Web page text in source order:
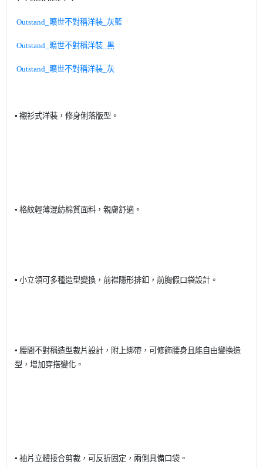
Outstand_曠世不對稱洋裝_灰藍
Outstand_曠世不對稱洋裝_黑
Outstand_曠世不對稱洋裝_灰
▪️ 襯衫式洋裝，修身俐落版型。
▪️ 格紋輕薄混紡棉質面料，親膚舒適。
▪️ 小立領可多種造型變換，前襟隱形排釦，前胸假口袋設計。
▪️ 腰間不對稱造型裁片設計，附上綁帶，可修飾腰身且能自由變換造
型，增加穿搭變化。
▪️ 袖片立體接合剪裁，可反折固定，兩側具備口袋。